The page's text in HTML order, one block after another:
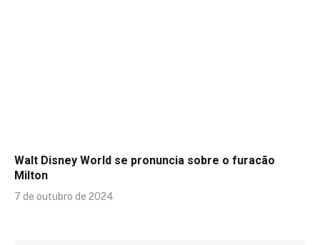
Walt Disney World se pronuncia sobre o furacão
Milton
7 de outubro de 2024